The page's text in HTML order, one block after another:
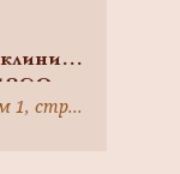
е
Москва, Абрикосовский пер., дом 1, строение 1